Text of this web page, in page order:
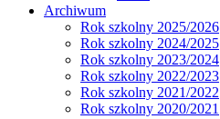
Archiwum
Rok szkolny 2025/2026
Rok szkolny 2024/2025
Rok szkolny 2023/2024
Rok szkolny 2022/2023
Rok szkolny 2021/2022
Rok szkolny 2020/2021